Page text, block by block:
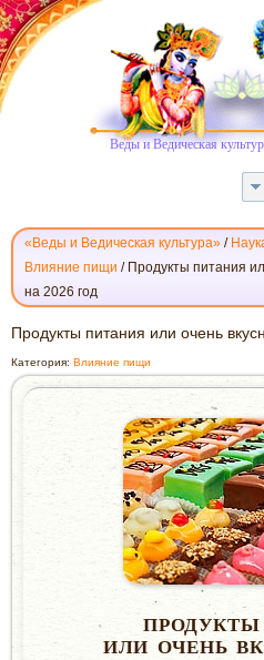
Веды и Ведическая
«Веды и Ведическая культура» /
Влияние пищи / Продукты питания
на 2026 год
ПРОДУКТЫ
ПИТАНИЯ
ИЛИ
ОЧЕНЬ
ВКУСНЫЕ
Продукты питания или очень
Категория: Влияние пищи
ИЛИ ОЧЕНЬ